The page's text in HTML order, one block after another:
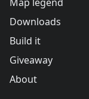
Downloads
Build it
Giveaway
About